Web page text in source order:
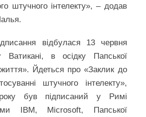
штучного інтелекту», – додав
відбулася 13 червня
в осідку Папської
Йдеться про «Заклик до
штучного інтелекту»,
був підписаний у Римі
IBM, Microsoft, Папської